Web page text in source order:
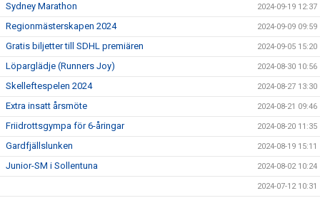
Sydney Marathon 2024-09-19 12:37
Regionmästerskapen 2024 2024-09-09 09:59
Gratis biljetter till SDHL premiären 2024-09-05 15:20
Löparglädje (Runners Joy) 2024-08-30 10:56
Skelleftespelen 2024 2024-08-27 13:30
Extra insatt årsmöte 2024-08-21 09:46
Friidrottsgympa för 6-åringar 2024-08-20 11:35
Gardfjällslunken 2024-08-19 15:11
Junior-SM i Sollentuna 2024-08-02 10:24
2024-07-12 10:31